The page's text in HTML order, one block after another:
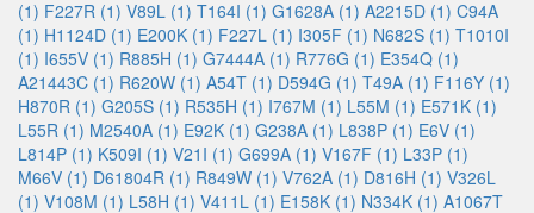
(1) F227R (1) V89L (1) T164I (1) G1628A (1) A2215D (1) C94A
(1) H1124D (1) E200K (1) F227L (1) I305F (1) N682S (1) T1010I
(1) I655V (1) R885H (1) G7444A (1) R776G (1) E354Q (1)
A21443C (1) R620W (1) A54T (1) D594G (1) T49A (1) F116Y (1)
H870R (1) G205S (1) R535H (1) I767M (1) L55M (1) E571K (1)
L55R (1) M2540A (1) E92K (1) G238A (1) L838P (1) E6V (1)
L814P (1) K509I (1) V21I (1) G699A (1) V167F (1) L33P (1)
M66V (1) D61804R (1) R849W (1) V762A (1) D816H (1) V326L
(1) V108M (1) L58H (1) V411L (1) E158K (1) N334K (1) A1067T